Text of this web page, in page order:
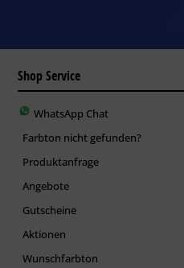
Shop Service
WhatsApp Chat
Farbton nicht gefunden?
Produktanfrage
Angebote
Gutscheine
Aktionen
Wunschfarbton